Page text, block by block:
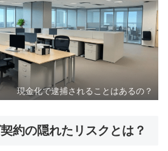
現金化で逮捕されることはあるの？
約の隠れたリスクとは？